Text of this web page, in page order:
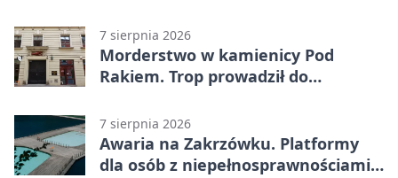
7 sierpnia 2026
Morderstwo w kamienicy Pod
Rakiem. Trop prowadził do
7 sierpnia 2026
Awaria na Zakrzówku. Platformy
dla osób z niepełnosprawnościami